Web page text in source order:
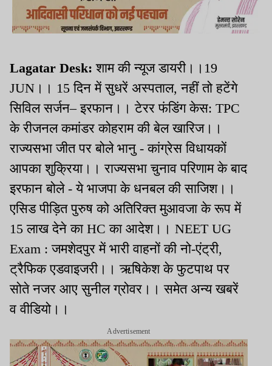
Lagatar Desk:शाम की न्यूज डायरी।।19
JUN।। 15 दिन में सुधरें अस्पताल, नहीं तो हटेंगे
सिविल सर्जन– इरफान।। टेरर फंडिंग केस: TPC
के रीजनल कमांडर कोहराम की बेल खारिज।।
राज्यसभा जीत पर बोले भानु - कांग्रेस विधायकों
आपका शुक्रिया।। राज्यसभा चुनाव परिणाम के बाद
इरफान बोले - ये भाजपा के धनबल की साजिश।।
एसिड पीड़ित पुरुष को अतिरिक्त मुआवजा के रूप में
15 लाख देने का HC का आदेश।। NEET UG
Exam : जमशेदपुर में भारी वाहनों की नो-एंट्री,
ट्रैफिक एडवाइजरी।। ऋषिकेश के फुटपाथ पर
सोते नजर आए सुनील ग्रोवर।। समेत अन्य खबरें
व वीडियो।।
Advertisement